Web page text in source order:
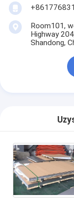
Room101,
Highway
Shandong,